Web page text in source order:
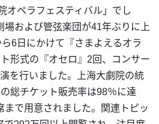
ペラフェスティバル」でし
場および管弦楽団が41年ぶりに上
6日にかけて『さまよえるオラ
形式の『オセロ』2回、コンサー
を行いました。上海大劇院の統
総チケット販売率は98％に達
まで用意されました。関連トピッ